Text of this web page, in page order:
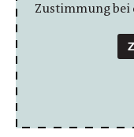
Zustimmung bei